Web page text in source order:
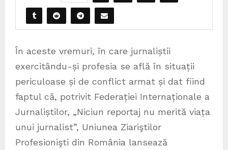
În aceste vremuri, în care jurnaliștii
exercitându-și profesia se află în situații
periculoase și de conflict armat și dat fiind
faptul că, potrivit Federației Internaționale a
Jurnaliștilor, „Niciun reportaj nu merită viața
unui jurnalist”, Uniunea Ziariştilor
Profesionişti din România lansează